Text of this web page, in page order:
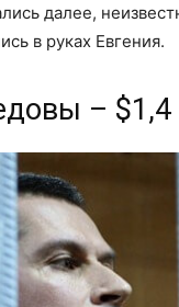
далее,
в руках Евгения.
–